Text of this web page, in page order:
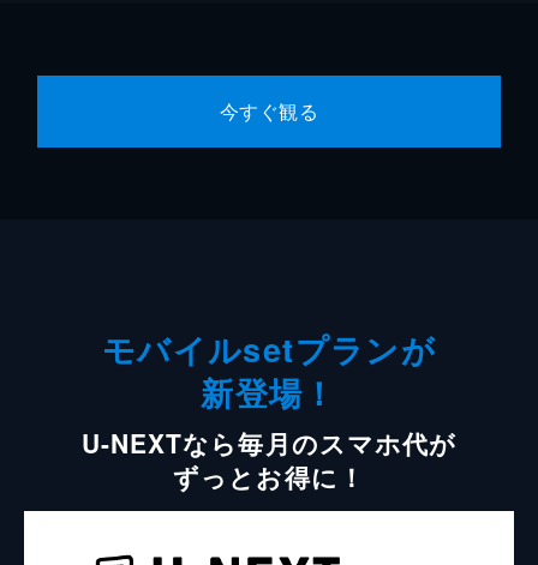
今すぐ観る
モバイルsetプランが
新登場！
U-NEXTなら毎月のスマホ代が
ずっとお得に！